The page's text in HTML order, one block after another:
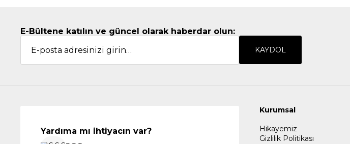
E-Bültene katılın ve güncel olarak haberdar olun:
KAYDOL
Yardıma mı ihtiyacın var?
Kurumsal
Hikayemiz
Gizlilik Politikası